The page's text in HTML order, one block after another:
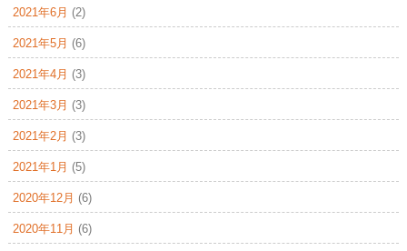
2021年6月 (2)
2021年5月 (6)
2021年4月 (3)
2021年3月 (3)
2021年2月 (3)
2021年1月 (5)
2020年12月 (6)
2020年11月 (6)